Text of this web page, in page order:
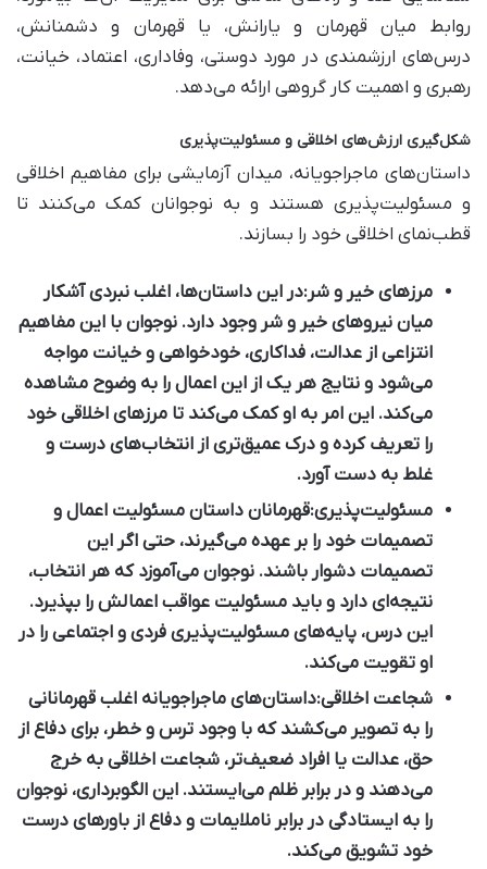
روابط میان قهرمان و یارانش، یا قهرمان و دشمنانش،
درس‌های ارزشمندی در مورد دوستی، وفاداری، اعتماد، خیانت،
رهبری و اهمیت کار گروهی ارائه می‌دهد.
شکل‌گیری ارزش‌های اخلاقی و مسئولیت‌پذیری
داستان‌های ماجراجویانه، میدان آزمایشی برای مفاهیم اخلاقی
و مسئولیت‌پذیری هستند و به نوجوانان کمک می‌کنند تا
قطب‌نمای اخلاقی خود را بسازند.
مرزهای خیر و شر:در این داستان‌ها، اغلب نبردی آشکار
میان نیروهای خیر و شر وجود دارد. نوجوان با این مفاهیم
انتزاعی از عدالت، فداکاری، خودخواهی و خیانت مواجه
می‌شود و نتایج هر یک از این اعمال را به وضوح مشاهده
می‌کند. این امر به او کمک می‌کند تا مرزهای اخلاقی خود
را تعریف کرده و درک عمیق‌تری از انتخاب‌های درست و
غلط به دست آورد.
مسئولیت‌پذیری:قهرمانان داستان مسئولیت اعمال و
تصمیمات خود را بر عهده می‌گیرند، حتی اگر این
تصمیمات دشوار باشند. نوجوان می‌آموزد که هر انتخاب،
نتیجه‌ای دارد و باید مسئولیت عواقب اعمالش را بپذیرد.
این درس، پایه‌های مسئولیت‌پذیری فردی و اجتماعی را در
او تقویت می‌کند.
شجاعت اخلاقی:داستان‌های ماجراجویانه اغلب قهرمانانی
را به تصویر می‌کشند که با وجود ترس و خطر، برای دفاع از
حق، عدالت یا افراد ضعیف‌تر، شجاعت اخلاقی به خرج
می‌دهند و در برابر ظلم می‌ایستند. این الگوبرداری، نوجوان
را به ایستادگی در برابر ناملایمات و دفاع از باورهای درست
خود تشویق می‌کند.